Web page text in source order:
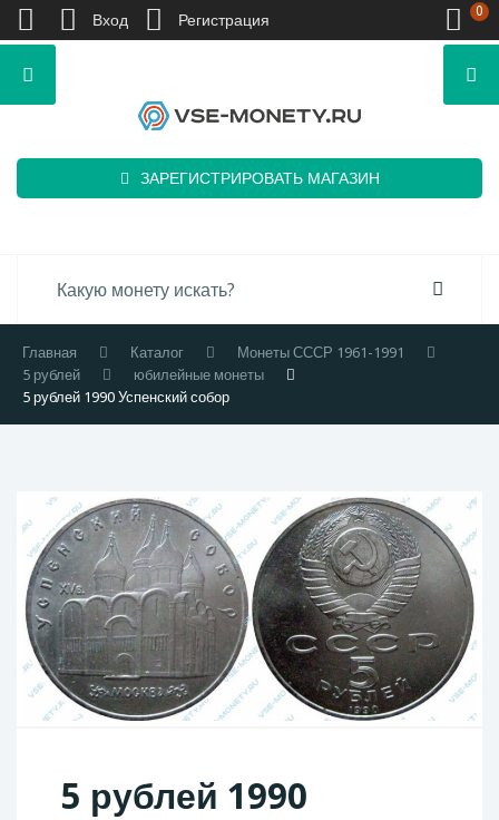
ЗАРЕГИСТРИРОВАТЬ МАГАЗИН
Главная Каталог
Монеты СССР 1961-1991
5 рублей
юбилейные монеты
5 рублей 1990 Успенский собор
5 рублей 1990
Вход Регистрация 0